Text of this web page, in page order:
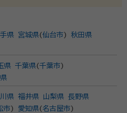
県 宮城県(仙台市)
秋田県
県 千葉県(千葉市)
県 福井県 山梨県 長野県
市) 愛知県( 名古屋市)